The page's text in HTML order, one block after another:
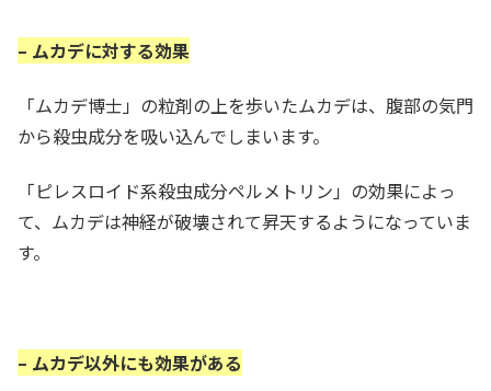
– ムカデに対する効果
「ムカデ博士」の粒剤の上を歩いたムカデは、腹部の気門
から殺虫成分を吸い込んでしまいます。
「ピレスロイド系殺虫成分ペルメトリン」の効果によっ
て、ムカデは神経が破壊されて昇天するようになっていま
す。
– ムカデ以外にも効果がある